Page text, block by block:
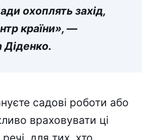
охоплять захід,
країни», —
Діденко.
садові роботи або
враховувати ці